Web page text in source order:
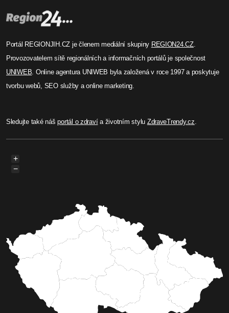
Portál REGIONJIH.CZ je členem mediální skupiny REGION24.CZ.
Provozovatelem sítě regionálních a informačních portálů je společnost
UNIWEB . Online agentura UNIWEB byla založená v roce 1997 a poskytuje
tvorbu webů, SEO služby a online marketing.
Sledujte také nášportál o zdravía životním stylu ZdraveTrendy.cz
+
−